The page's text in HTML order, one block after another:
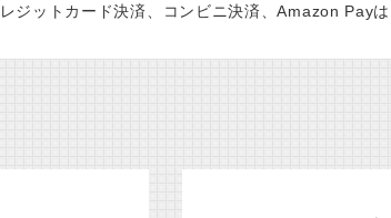
ジットカード決済、コンビニ決済、Amazon Pay